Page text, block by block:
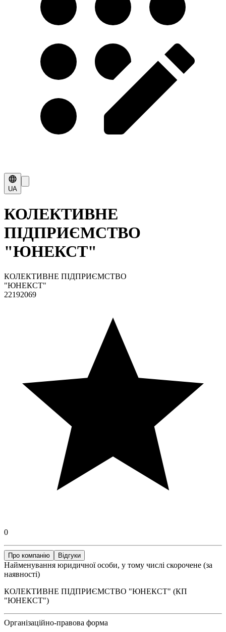
UA
КОЛЕКТИВНЕ
ПІДПРИЄМСТВО
"ЮНЕКСТ"
КОЛЕКТИВНЕ ПІДПРИЄМСТВО
"ЮНЕКСТ"
22192069
0
Про компанію Відгуки
Найменування юридичної особи, у тому числі скорочене (за
наявності)
КОЛЕКТИВНЕ ПІДПРИЄМСТВО "ЮНЕКСТ" (КП
"ЮНЕКСТ")
Організаційно-правова форма